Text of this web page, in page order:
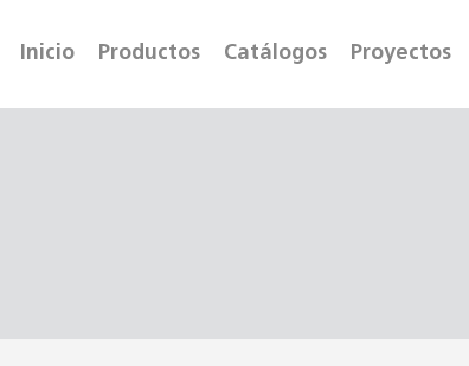
Inicio Productos Catálogos Proyectos